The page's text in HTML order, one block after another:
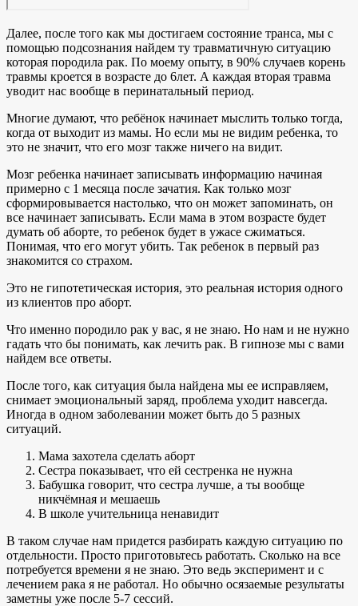
Далее, после того как мы достигаем состояние транса, мы с
помощью подсознания найдем ту травматичную ситуацию
которая породила рак. По моему опыту, в 90% случаев корень
травмы кроется в возрасте до 6лет. А каждая вторая травма
уводит нас вообще в перинатальный период.
Многие думают, что ребёнок начинает мыслить только тогда,
когда от выходит из мамы. Но если мы не видим ребенка, то
это не значит, что его мозг также ничего на видит.
Мозг ребенка начинает записывать информацию начиная
примерно с 1 месяца после зачатия. Как только мозг
сформировывается настолько, что он может запоминать, он
все начинает записывать. Если мама в этом возрасте будет
думать об аборте, то ребенок будет в ужасе сжиматься.
Понимая, что его могут убить. Так ребенок в первый раз
знакомится со страхом.
Это не гипотетическая история, это реальная история одного
из клиентов про аборт.
Что именно породило рак у вас, я не знаю. Но нам и не нужно
гадать что бы понимать, как лечить рак. В гипнозе мы с вами
найдем все ответы.
После того, как ситуация была найдена мы ее исправляем,
снимает эмоциональный заряд, проблема уходит навсегда.
Иногда в одном заболевании может быть до 5 разных
ситуаций.
Мама захотела сделать аборт
Сестра показывает, что ей сестренка не нужна
Бабушка говорит, что сестра лучше, а ты вообще
никчёмная и мешаешь
В школе учительница ненавидит
В таком случае нам придется разбирать каждую ситуацию по
отдельности. Просто приготовьтесь работать. Сколько на все
потребуется времени я не знаю. Это ведь эксперимент и с
лечением рака я не работал. Но обычно осязаемые результаты
заметны уже после 5-7 сессий.